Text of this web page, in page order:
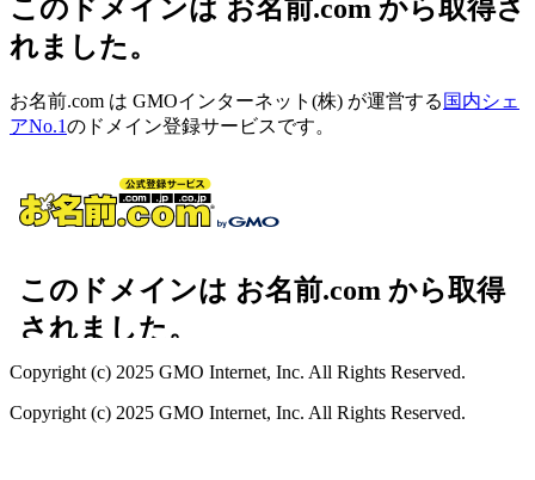
このドメインは お名前.com から取得さ
れました。
お名前.com は GMOインターネット(株) が運営する 国内シェ
アNo.1のドメイン登録サービスです。
Copyright (c) 2025 GMO Internet, Inc. All Rights Reserved.
Copyright (c) 2025 GMO Internet, Inc. All Rights Reserved.